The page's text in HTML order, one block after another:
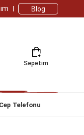
Blog
Sepetim
Cep Telefonu